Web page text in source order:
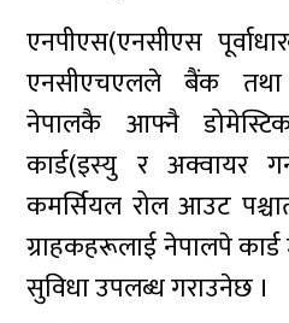
एनपीएस(एनसीएस
एनसीएचएलले बैंक तथा
नेपालकै आफ्नै
कार्ड(इस्यु र अक्वायर
कमर्सियल रोल आउट
ग्राहकहरूलाई नेपालपे कार्ड
सुविधा उपलब्ध गराउनेछ ।